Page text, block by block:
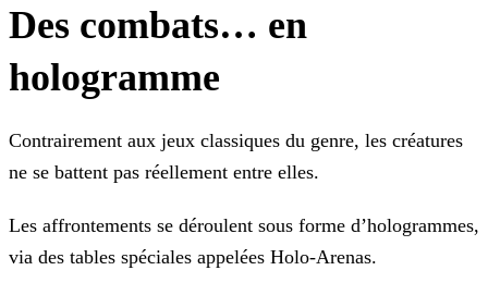
Des combats… en
hologramme
Contrairement aux jeux classiques du genre, les créatures
ne se battent pas réellement entre elles.
Les affrontements se déroulent sous forme d’hologrammes,
via des tables spéciales appelées Holo-Arenas.